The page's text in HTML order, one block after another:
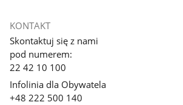
KONTAKT
Skontaktuj się z nami
pod numerem:
22 42 10 100
Infolinia dla Obywatela
+48 222 500 140